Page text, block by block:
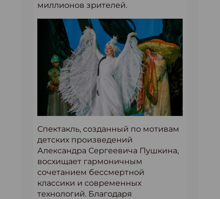
миллионов зрителей.
Спектакль, созданный по мотивам
детских произведений
Александра Сергеевича Пушкина,
восхищает гармоничным
сочетанием бессмертной
классики и современных
технологий. Благодаря